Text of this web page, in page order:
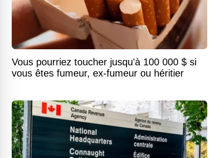
Vous pourriez toucher jusqu'à 100 000 $ si
vous êtes fumeur, ex-fumeur ou héritier